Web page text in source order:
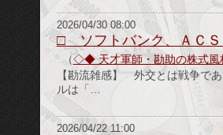
2026/04/30 08:00
□ ソフトバンク、ＡＣＳ
（◇◆ 天才軍師・勘助の株式風
【勘流雑感】 外交とは戦争で
ルは「…
2026/04/22 11:00